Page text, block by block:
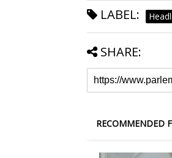
LABEL:
SHARE:
RECOMMENDED